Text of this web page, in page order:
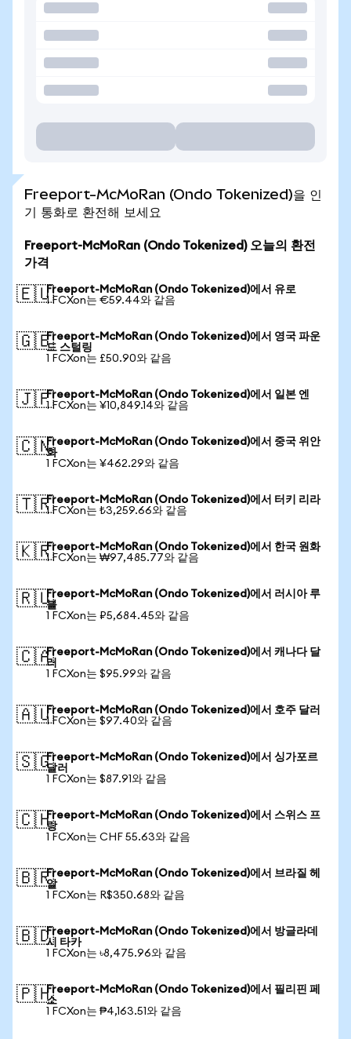
Freeport-McMoRan (Ondo Tokenized)을 인
기 통화로 환전해 보세요
Freeport-McMoRan (Ondo Tokenized) 오늘의 환전
가격
🇪🇺Freeport-McMoRan (Ondo Tokenized)에서 유로
1 FCXon는 €59.44와 같음
🇬🇧Freeport-McMoRan (Ondo Tokenized)에서 영국 파운
드 스털링
1 FCXon는 £50.90와 같음
🇯🇵Freeport-McMoRan (Ondo Tokenized)에서 일본 엔
1 FCXon는 ¥10,849.14와 같음
🇨🇳Freeport-McMoRan (Ondo Tokenized)에서 중국 위안
화
1 FCXon는 ¥462.29와 같음
🇹🇷Freeport-McMoRan (Ondo Tokenized)에서 터키 리라
1 FCXon는 ₺3,259.66와 같음
🇰🇷Freeport-McMoRan (Ondo Tokenized)에서 한국 원화
1 FCXon는 ₩97,485.77와 같음
🇷🇺Freeport-McMoRan (Ondo Tokenized)에서 러시아 루
블
1 FCXon는 ₽5,684.45와 같음
🇨🇦Freeport-McMoRan (Ondo Tokenized)에서 캐나다 달
러
1 FCXon는 $95.99와 같음
🇦🇺Freeport-McMoRan (Ondo Tokenized)에서 호주 달러
1 FCXon는 $97.40와 같음
🇸🇬Freeport-McMoRan (Ondo Tokenized)에서 싱가포르
달러
1 FCXon는 $87.91와 같음
🇨🇭Freeport-McMoRan (Ondo Tokenized)에서 스위스 프
랑
1 FCXon는 CHF 55.63와 같음
🇧🇷Freeport-McMoRan (Ondo Tokenized)에서 브라질 헤
알
1 FCXon는 R$350.68와 같음
🇧🇩Freeport-McMoRan (Ondo Tokenized)에서 방글라데
시 타카
1 FCXon는 ৳8,475.96와 같음
🇵🇭Freeport-McMoRan (Ondo Tokenized)에서 필리핀 페
소
1 FCXon는 ₱4,163.51와 같음